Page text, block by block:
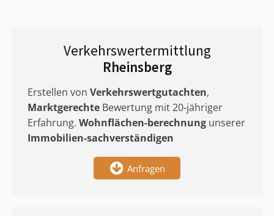
Verkehrswertermittlung
Rheinsberg
Erstellen von Verkehrswertgutachten,
Marktgerechte Bewertung mit 20-jähriger
Erfahrung. Wohnflächen-berechnung unserer
Immobilien-sachverständigen
Anfragen